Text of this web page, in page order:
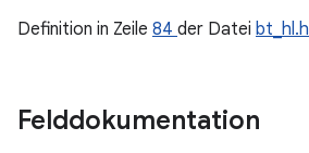
Definition in Zeile 84 der Datei bt_hl.h
Felddokumentation